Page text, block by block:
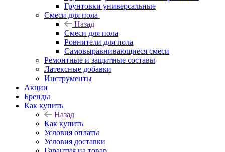
Грунтовки универсальные
Смеси для пола
Назад
Смеси для пола
Ровнители для пола
Самовыравнивающиеся смеси
Ремонтные и защитные составы
Латексные добавки
Инструменты
Акции
Бренды
Как купить
Назад
Как купить
Условия оплаты
Условия доставки